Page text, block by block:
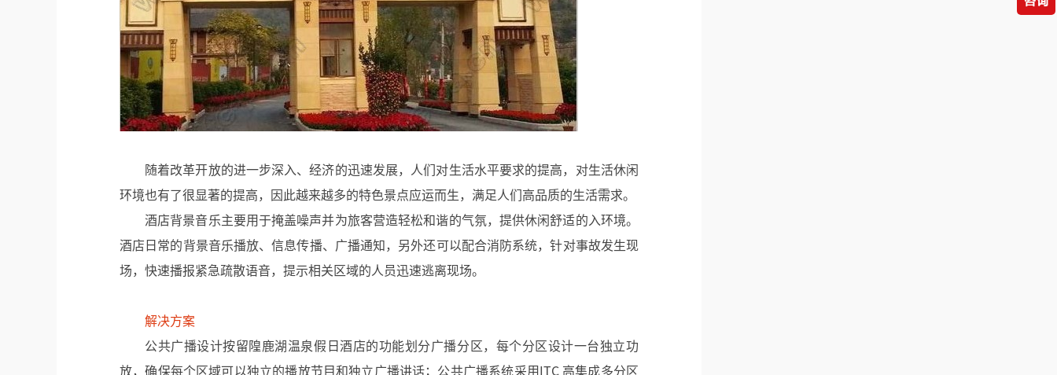
随着改革开放的进一步深入、经济的迅速发展，人们对生活水平要求的提高，对生活休闲
环境也有了很显著的提高，因此越来越多的特色景点应运而生，满足人们高品质的生活需求。
酒店背景音乐主要用于掩盖噪声并为旅客营造轻松和谐的气氛，提供休闲舒适的入环境。
酒店日常的背景音乐播放、信息传播、广播通知，另外还可以配合消防系统，针对事故发生现
场，快速播报紧急疏散语音，提示相关区域的人员迅速逃离现场。
解决方案
公共广播设计按留隍鹿湖温泉假日酒店的功能划分广播分区，每个分区设计一台独立功
放，确保每个区域可以独立的播放节目和独立广播讲话；公共广播系统采用ITC 高集成多分区